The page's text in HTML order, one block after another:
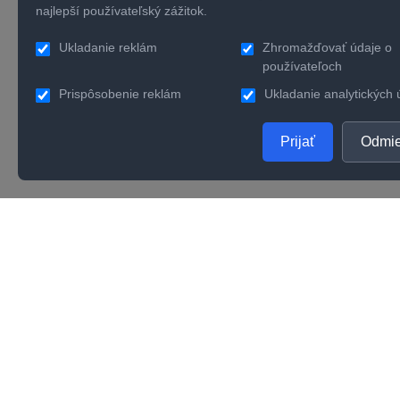
najlepší používateľský zážitok.
Ukladanie reklám
Zhromažďovať údaje o
používateľoch
Prispôsobenie reklám
Ukladanie analytických
Prijať